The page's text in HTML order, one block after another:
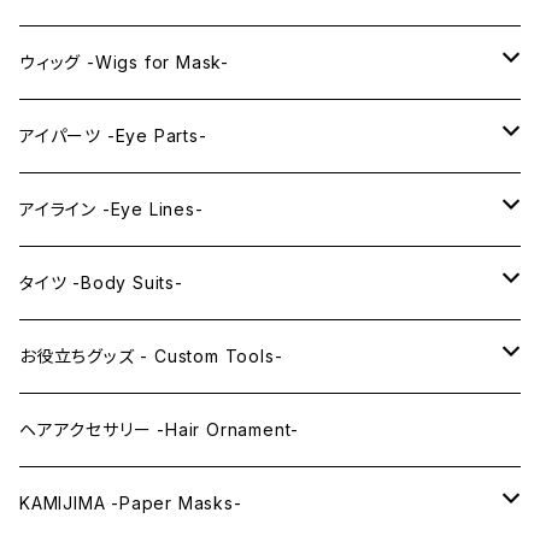
プレミアムウィッグ -Premium Wigs-
プレミアムレンズアイ -Premium Lens eye-
KAWAII series
IDOL series
PRINCESS series
KAWAII Little series
アニメマスク -Anime Masks-
ドールマスク -Doll Masks-
ウィッグ -Wigs for Mask-
ロング -Long-
ミドル -Middle-
アイパーツ -Eye Parts-
レンズアイ -Lens Eyes-
レンズアイ
レンズアイEX
クリスタルアイ -Crystal Eyes-
アイライン -Eye Lines-
アイラインステッカー -Eye Line Stickers-
まゆ毛 -Eyebrows-
まつ毛 -Eyelash-
タイツ -Body Suits-
全身タイツ -Full Body Suits-
上半身タイツ -Upper Body Suits-
お役立ちグッズ - Custom Tools-
カスタム用品 -Custom Tools-
ウィッグメンテナンス -Wig Maintenance-
ヘアアクセサリー -Hair Ornament-
KAMIJIMA -Paper Masks-